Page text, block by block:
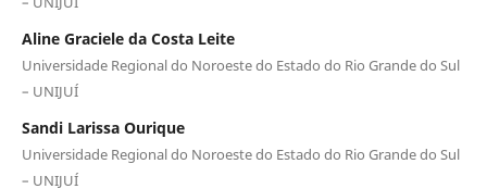
Aline Graciele da Costa Leite
Universidade Regional do Noroeste do Estado do Rio Grande do Sul
– UNIJUÍ
Sandi Larissa Ourique
Universidade Regional do Noroeste do Estado do Rio Grande do Sul
– UNIJUÍ